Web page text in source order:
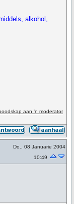
alkohol,
aan 'n moderator
Do., 08 Januarie 2004
10:49